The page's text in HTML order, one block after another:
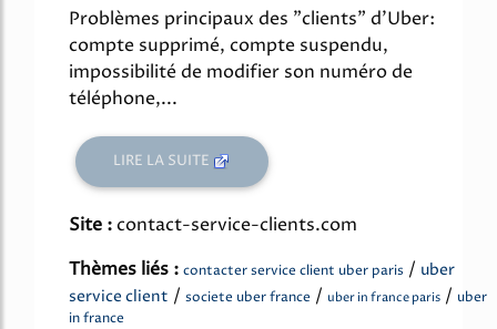
Problèmes principaux des "clients" d'Uber:
compte supprimé, compte suspendu,
impossibilité de modifier son numéro de
téléphone,...
LIRE LA SUITE
Site :contact-service-clients.com
Thèmes liés : contacter service client uber paris / uber
service client / societe uber france / uber in france paris / uber
in france